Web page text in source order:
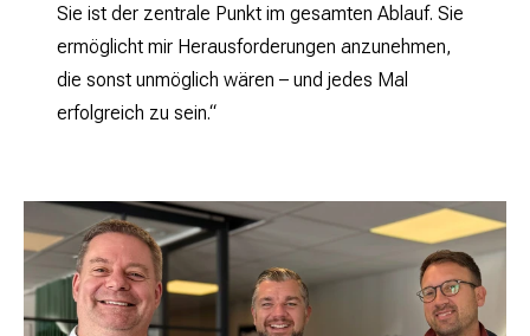
Sie ist der zentrale Punkt im gesamten Ablauf. Sie
ermöglicht mir Herausforderungen anzunehmen,
die sonst unmöglich wären – und jedes Mal
erfolgreich zu sein.“